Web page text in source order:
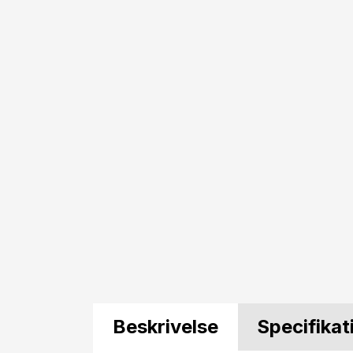
Beskrivelse